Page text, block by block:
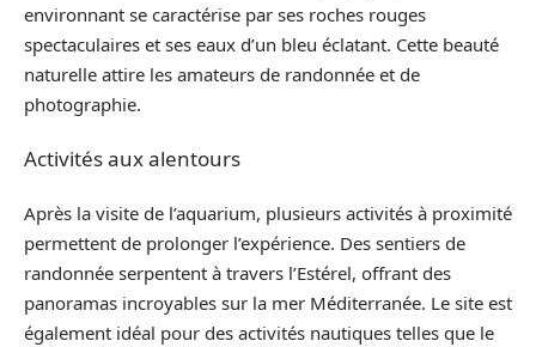
environnant se caractérise par ses roches rouges
spectaculaires et ses eaux d’un bleu éclatant. Cette beauté
naturelle attire les amateurs de randonnée et de
photographie.
Activités aux alentours
Après la visite de l’aquarium, plusieurs activités à proximité
permettent de prolonger l’expérience. Des sentiers de
randonnée serpentent à travers l’Estérel, offrant des
panoramas incroyables sur la mer Méditerranée. Le site est
également idéal pour des activités nautiques telles que le